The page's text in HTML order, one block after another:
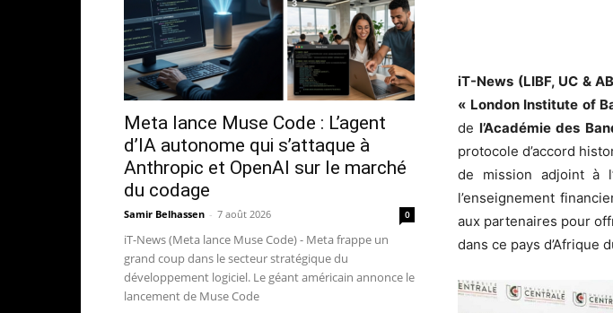
iT-News (LIBF, UC &
« London Institute of
de l’Académie des
protocole d’accord
de mission adjoint à
l’enseignement
aux partenaires pour
dans ce pays d’Afrique
Meta lance Muse Code : L’agent
d’IA autonome qui s’attaque à
Anthropic et OpenAI sur le marché
du codage
Samir Belhassen - 7 août 2026 0
iT-News (Meta lance Muse Code) - Meta frappe un
grand coup dans le secteur stratégique du
développement logiciel. Le géant américain annonce le
lancement de Muse Code